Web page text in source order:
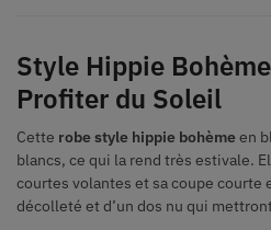
Style Hippie
Profiter du Soleil
Cette robe style hippie bohèmeen
blancs, ce qui la rend très estivale.
courtes volantes et sa coupe courte
décolleté et d’un dos nu qui